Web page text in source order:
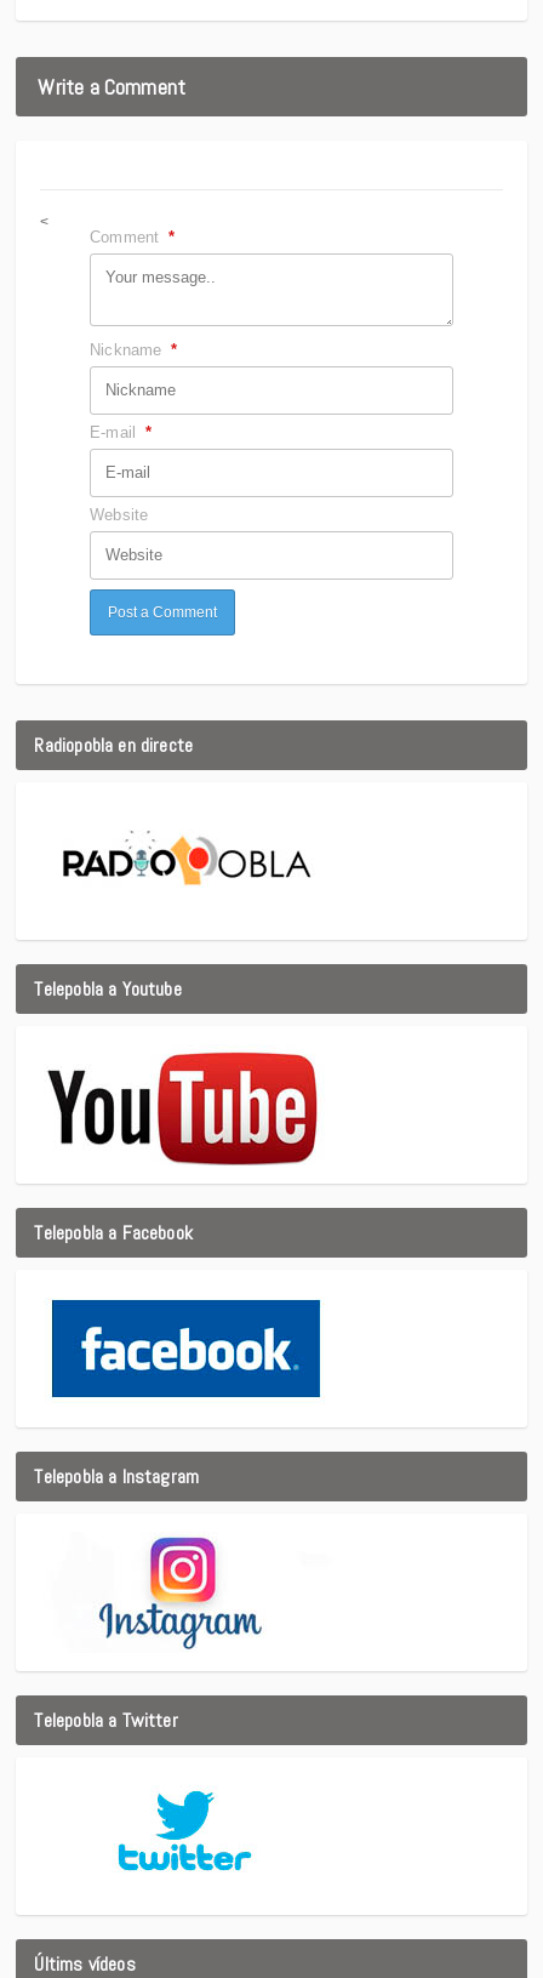
Write a Comment
<
Comment *
Nickname *
E-mail *
Website
Radiopobla en directe
Telepobla a Youtube
Telepobla a Facebook
Telepobla a Instagram
Telepobla a Twitter
Últims vídeos